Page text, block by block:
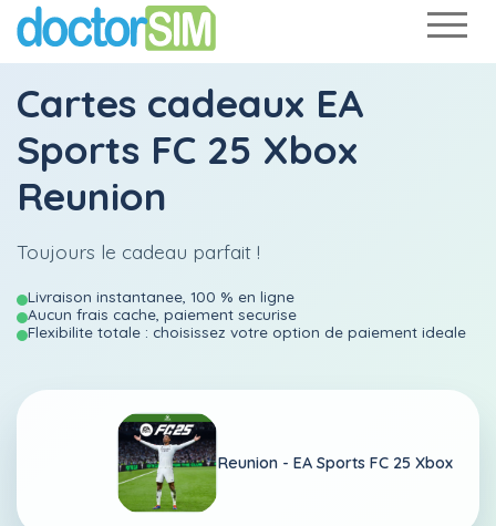
Cartes cadeaux EA
Sports FC 25 Xbox
Reunion
Toujours le cadeau parfait !
Livraison instantanee, 100 % en ligne
Aucun frais cache, paiement securise
Flexibilite totale : choisissez votre option de paiement ideale
Reunion - EA Sports FC 25 Xbox